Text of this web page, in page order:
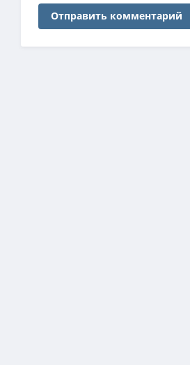
Отправить комментарий